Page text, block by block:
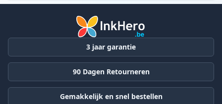
3 jaar garantie
90 Dagen Retourneren
Gemakkelijk en snel bestellen